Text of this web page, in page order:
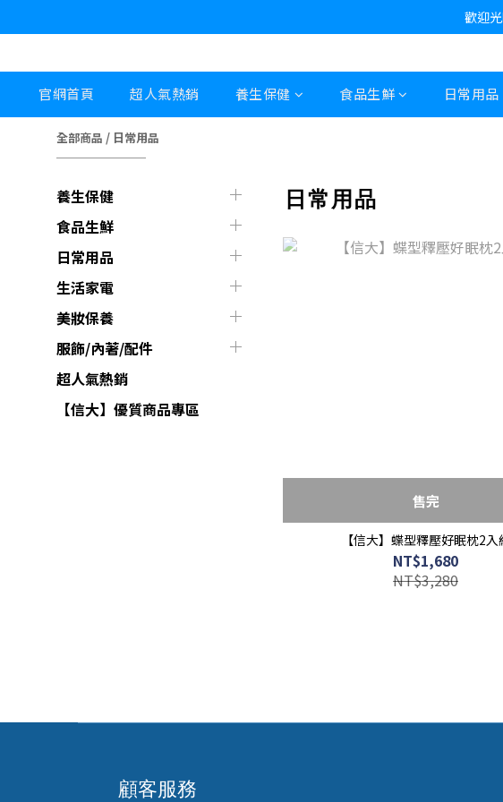
歡迎
官網首頁 超人氣熱銷 養生保健 食品生鮮 日常用品
全部商品 / 日常用品
養生保健
食品生鮮
日常用品
生活家電
美妝保養
服飾/內著/配件
超人氣熱銷
【信大】優質商品專區
日常用品
售完
【信大】蝶型釋壓好眠枕2入
NT$1,680
NT$3,280
顧客服務